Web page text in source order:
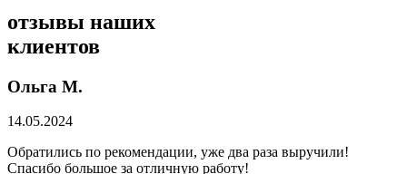
отзывы наших
клиентов
Ольга М.
14.05.2024
Обратились по рекомендации, уже два раза выручили!
Спасибо большое за отличную работу!